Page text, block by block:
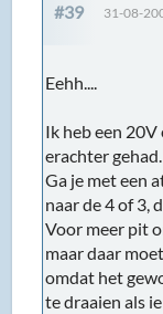
#39 31-08-
Eehh....
Ik heb een 20V
erachter gehad.
Ga je met een
naar de 4 of 3,
Voor meer pit
maar daar
omdat het
te draaien als